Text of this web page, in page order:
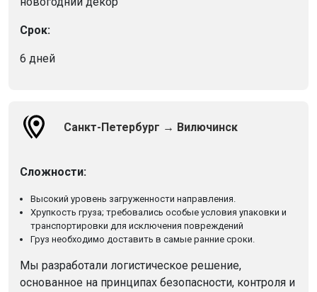
Срок:
6 дней
Санкт-Петербург → Вилючинск
Сложности:
Высокий уровень загруженности направления.
Хрупкость груза; требовались особые условия упаковки и
транспортировки для исключения повреждений
Груз необходимо доставить в самые ранние сроки.
Мы разработали логистическое решение,
основанное на принципах безопасности, контроля и